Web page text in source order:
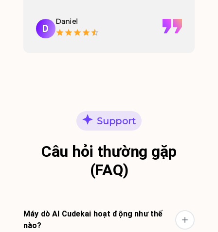
D
Daniel
Support
Câu hỏi thường gặp
(FAQ)
Máy dò AI Cudekai hoạt động như thế
nào?